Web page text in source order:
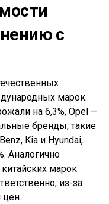
с
марок.
на 6,3%, Opel —
бренды, такие
Kia и Hyundai,
Аналогично
марок
из-за
цен.